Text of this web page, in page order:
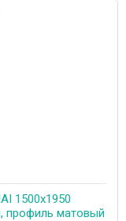
1500х1950
профиль матовый